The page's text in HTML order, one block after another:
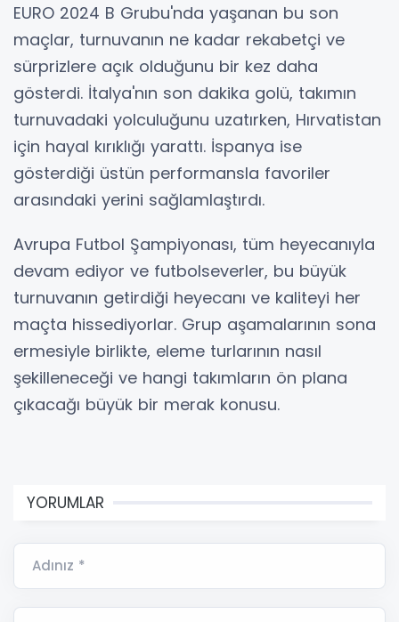
EURO 2024 B Grubu'nda yaşanan bu son
maçlar, turnuvanın ne kadar rekabetçi ve
sürprizlere açık olduğunu bir kez daha
gösterdi. İtalya'nın son dakika golü, takımın
turnuvadaki yolculuğunu uzatırken, Hırvatistan
için hayal kırıklığı yarattı. İspanya ise
gösterdiği üstün performansla favoriler
arasındaki yerini sağlamlaştırdı.
Avrupa Futbol Şampiyonası, tüm heyecanıyla
devam ediyor ve futbolseverler, bu büyük
turnuvanın getirdiği heyecanı ve kaliteyi her
maçta hissediyorlar. Grup aşamalarının sona
ermesiyle birlikte, eleme turlarının nasıl
şekilleneceği ve hangi takımların ön plana
çıkacağı büyük bir merak konusu.
YORUMLAR
Adınız *